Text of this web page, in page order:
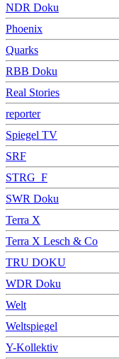
NDR Doku
Phoenix
Quarks
RBB Doku
Real Stories
reporter
Spiegel TV
SRF
STRG_F
SWR Doku
Terra X
Terra X Lesch & Co
TRU DOKU
WDR Doku
Welt
Weltspiegel
Y-Kollektiv